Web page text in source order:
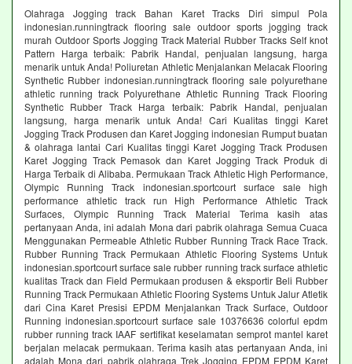
Olahraga Jogging track Bahan Karet Tracks Diri simpul Pola
indonesian.runningtrack flooring sale outdoor sports jogging track
murah Outdoor Sports Jogging Track Material Rubber Tracks Self knot
Pattern Harga terbaik: Pabrik Handal, penjualan langsung, harga
menarik untuk Anda! Poliuretan Athletic Menjalankan Melacak Flooring
Synthetic Rubber indonesian.runningtrack flooring sale polyurethane
athletic running track Polyurethane Athletic Running Track Flooring
Synthetic Rubber Track Harga terbaik: Pabrik Handal, penjualan
langsung, harga menarik untuk Anda! Cari Kualitas tinggi Karet
Jogging Track Produsen dan Karet Jogging indonesian Rumput buatan
& olahraga lantai Cari Kualitas tinggi Karet Jogging Track Produsen
Karet Jogging Track Pemasok dan Karet Jogging Track Produk di
Harga Terbaik di Alibaba. Permukaan Track Athletic High Performance,
Olympic Running Track indonesian.sportcourt surface sale high
performance athletic track run High Performance Athletic Track
Surfaces, Olympic Running Track Material Terima kasih atas
pertanyaan Anda, ini adalah Mona dari pabrik olahraga Semua Cuaca
Menggunakan Permeable Athletic Rubber Running Track Race Track.
Rubber Running Track Permukaan Athletic Flooring Systems Untuk
indonesian.sportcourt surface sale rubber running track surface athletic
kualitas Track dan Field Permukaan produsen & eksportir Beli Rubber
Running Track Permukaan Athletic Flooring Systems Untuk Jalur Atletik
dari Cina Karet Presisi EPDM Menjalankan Track Surface, Outdoor
Running indonesian.sportcourt surface sale 10376636 colorful epdm
rubber running track IAAF sertifikat keselamatan semprot mantel karet
berjalan melacak permukaan. Terima kasih atas pertanyaan Anda, ini
adalah Mona dari pabrik olahraga Trek Jogging EPDM EPDM Karet